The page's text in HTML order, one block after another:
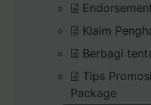
Klaim
Berbagi
Tips
Package